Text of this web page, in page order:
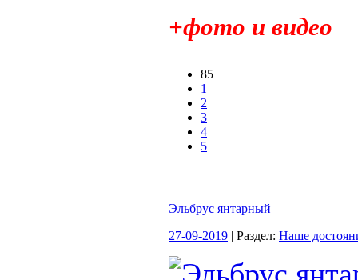
+фото и видео
85
1
2
3
4
5
Эльбрус янтарный
27-09-2019 | Раздел: Наше